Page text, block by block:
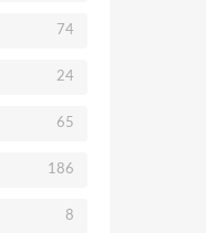
74
24
65
186
8